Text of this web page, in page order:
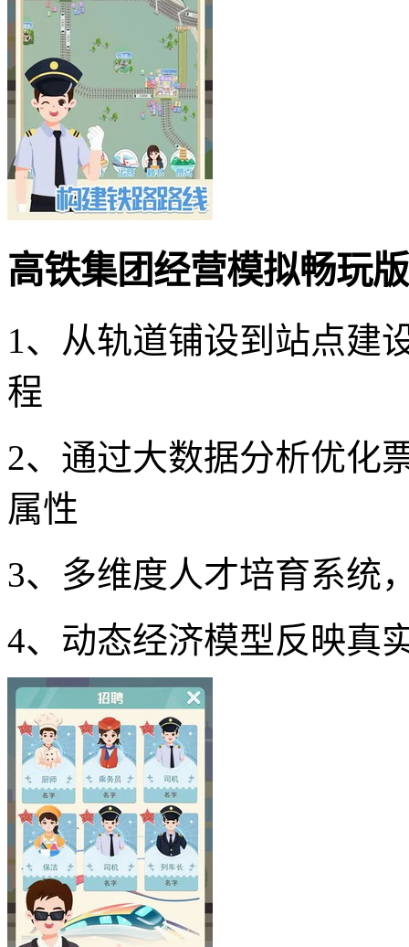
高铁集团经营模拟畅玩
1、从轨道铺设到站点建
程
2、通过大数据分析优化
属性
3、多维度人才培育系统
4、动态经济模型反映真